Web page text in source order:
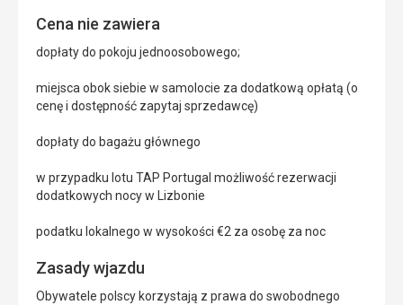
Cena nie zawiera
dopłaty do pokoju jednoosobowego;
miejsca obok siebie w samolocie za dodatkową opłatą (o
cenę i dostępność zapytaj sprzedawcę)
dopłaty do bagażu głównego
w przypadku lotu TAP Portugal możliwość rezerwacji
dodatkowych nocy w Lizbonie
podatku lokalnego w wysokości €2 za osobę za noc
Zasady wjazdu
Obywatele polscy korzystają z prawa do swobodnego